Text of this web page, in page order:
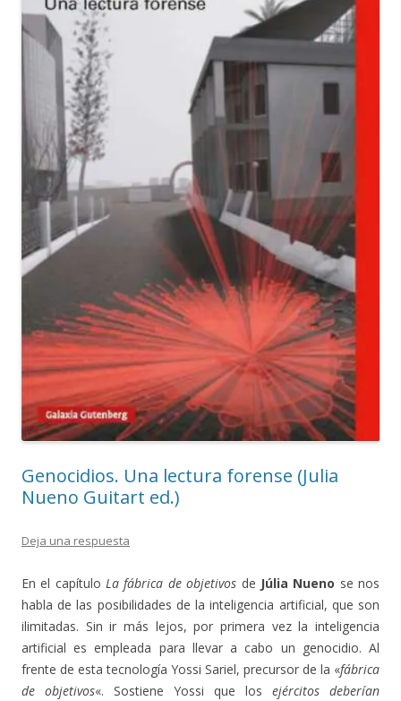
Genocidios. Una lectura forense (Julia
Nueno Guitart ed.)
Deja una respuesta
En el capítuloLa fábrica de objetivos de Júlia Nueno se nos
habla de las posibilidades de la inteligencia artificial, que son
ilimitadas. Sin ir más lejos, por primera vez la inteligencia
artificial es empleada para llevar a cabo un genocidio. Al
frente de esta tecnología Yossi Sariel, precursor de la «fábrica
de objetivos«. Sostiene Yossi que los ejércitos deberían